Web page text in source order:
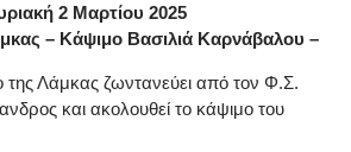
2 Μαρτίου 2025
– Κάψιμο Βασιλιά Καρνάβαλου –
της Λάμκας ζωντανεύει από τον Φ.Σ.
και ακολουθεί το κάψιμο του